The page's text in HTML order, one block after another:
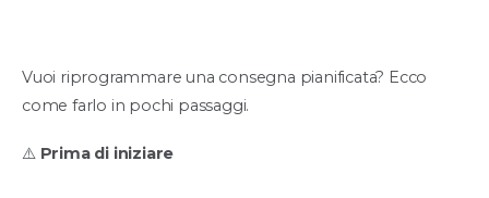
Vuoi riprogrammare una consegna pianificata? Ecco
come farlo in pochi passaggi.
⚠️ Prima di iniziare